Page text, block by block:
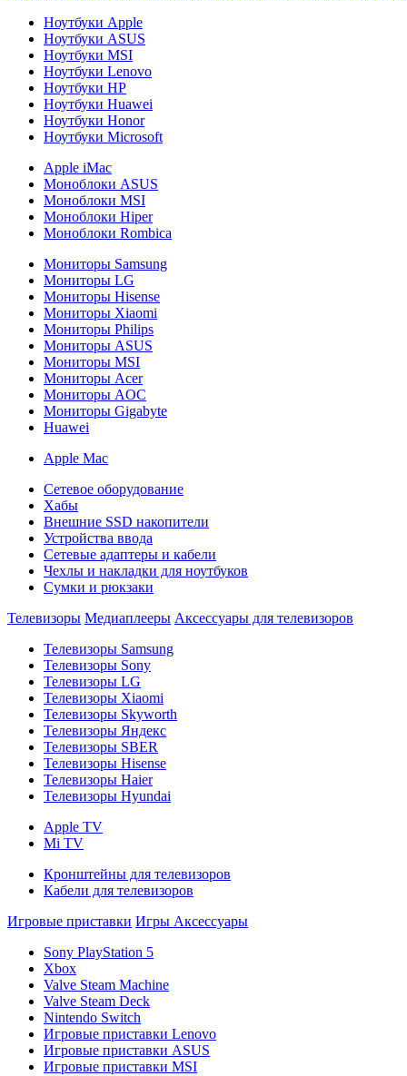
Ноутбуки Apple
Ноутбуки ASUS
Ноутбуки MSI
Ноутбуки Lenovo
Ноутбуки HP
Ноутбуки Huawei
Ноутбуки Honor
Ноутбуки Microsoft
Apple iMac
Моноблоки ASUS
Моноблоки MSI
Моноблоки Hiper
Моноблоки Rombica
Мониторы Samsung
Мониторы LG
Мониторы Hisense
Мониторы Xiaomi
Мониторы Philips
Мониторы ASUS
Мониторы MSI
Мониторы Acer
Мониторы AOC
Мониторы Gigabyte
Huawei
Apple Mac
Сетевое оборудование
Хабы
Внешние SSD накопители
Устройства ввода
Сетевые адаптеры и кабели
Чехлы и накладки для ноутбуков
Сумки и рюкзаки
Телевизоры Медиаплееры Аксессуары для телевизоров
Телевизоры Samsung
Телевизоры Sony
Телевизоры LG
Телевизоры Xiaomi
Телевизоры Skyworth
Телевизоры Яндекс
Телевизоры SBER
Телевизоры Hisense
Телевизоры Haier
Телевизоры Hyundai
Apple TV
Mi TV
Кронштейны для телевизоров
Кабели для телевизоров
Игровые приставки Игры Аксессуары
Sony PlayStation 5
Xbox
Valve Steam Machine
Valve Steam Deck
Nintendo Switch
Игровые приставки Lenovo
Игровые приставки ASUS
Игровые приставки MSI